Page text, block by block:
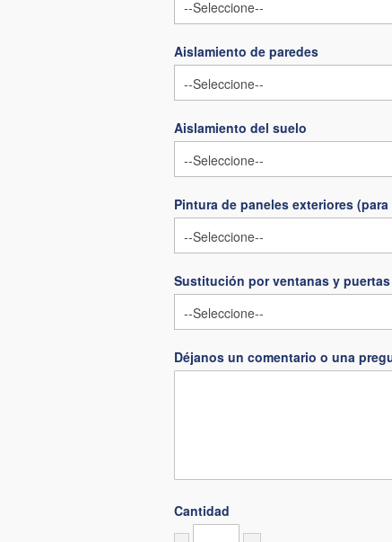
Aislamiento de paredes
Aislamiento del suelo
Pintura de paneles exteriores
Sustitución por ventanas y
Déjanos un comentario o una
Cantidad